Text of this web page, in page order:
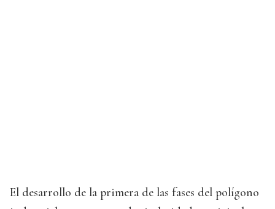
El desarrollo de la primera de las fases del polígono